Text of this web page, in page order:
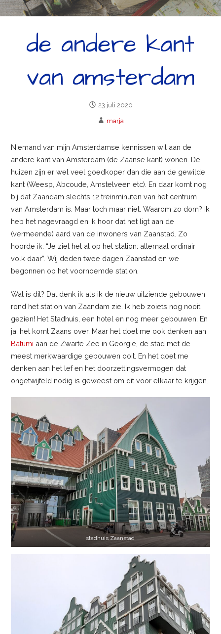
de andere kant
van amsterdam
23 juli 2020
marja
Niemand van mijn Amsterdamse kennissen wil aan de
andere kant van Amsterdam (de Zaanse kant) wonen. De
huizen zijn er wel veel goedkoper dan die aan de gewilde
kant (Weesp, Abcoude, Amstelveen etc). En daar komt nog
bij dat Zaandam slechts 12 treinminuten van het centrum
van Amsterdam is. Maar toch maar niet. Waarom zo dom? Ik
heb het nagevraagd en ik hoor dat het ligt aan de
(vermeende) aard van de inwoners van Zaanstad. Zo
hoorde ik: “Je ziet het al op het station: allemaal ordinair
volk daar”. Wij deden twee dagen Zaanstad en we
begonnen op het voornoemde station.
Wat is dit? Dat denk ik als ik de nieuw uitziende gebouwen
rond het station van Zaandam zie. Ik heb zoiets nog nooit
gezien! Het Stadhuis, een hotel en nog meer gebouwen. En
ja, het komt Zaans over. Maar het doet me ook denken aan
Batumi aan de Zwarte Zee in Georgië, de stad met de
meest merkwaardige gebouwen ooit. En het doet me
denken aan het lef en het doorzettingsvermogen dat
ongetwijfeld nodig is geweest om dit voor elkaar te krijgen.
stadhuis Zaanstad